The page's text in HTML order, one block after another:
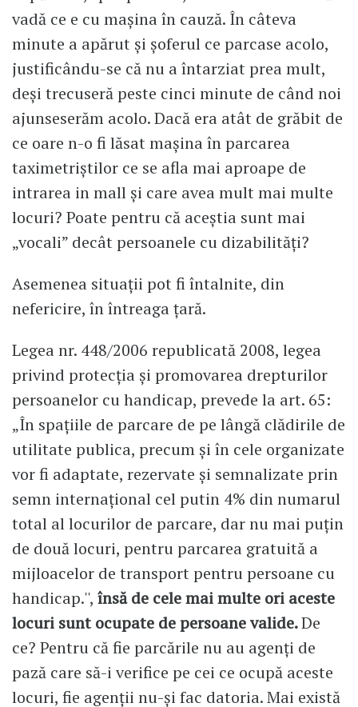
vadă ce e cu mașina în cauză. În câteva
minute a apărut și șoferul ce parcase acolo,
justificându-se că nu a întarziat prea mult,
deși trecuseră peste cinci minute de când noi
ajunseserăm acolo. Dacă era atât de grăbit de
ce oare n-o fi lăsat mașina în parcarea
taximetriștilor ce se afla mai aproape de
intrarea in mall și care avea mult mai multe
locuri? Poate pentru că aceștia sunt mai
„vocali” decât persoanele cu dizabilități?
Asemenea situații pot fi întalnite, din
nefericire, în întreaga țară.
Legea nr. 448/2006 republicată 2008, legea
privind protecția și promovarea drepturilor
persoanelor cu handicap, prevede la art. 65:
„În spațiile de parcare de pe lângă clădirile de
utilitate publica, precum și în cele organizate
vor fi adaptate, rezervate și semnalizate prin
semn internațional cel putin 4% din numarul
total al locurilor de parcare, dar nu mai puțin
de două locuri, pentru parcarea gratuită a
mijloacelor de transport pentru persoane cu
handicap.'', însă de cele mai multe ori aceste
locuri sunt ocupate de persoane valide.De
ce? Pentru că fie parcările nu au agenți de
pază care să-i verifice pe cei ce ocupă aceste
locuri, fie agenții nu-și fac datoria. Mai există